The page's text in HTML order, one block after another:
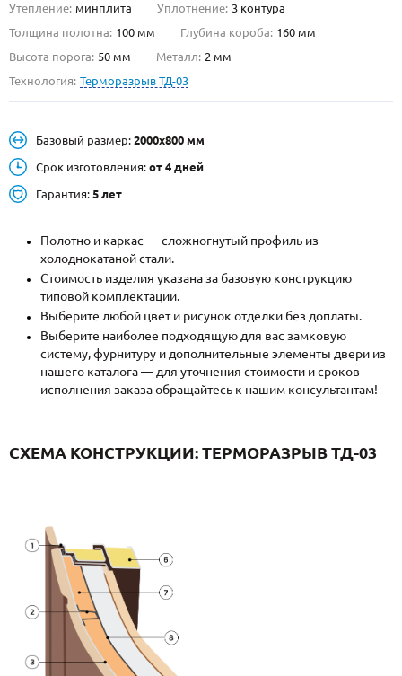
О НАС
Металлические двери от производителя с доставкой и установкой в
НАЙТИ:
INFO@META-M.RU
ЗАПРОСИТЬ РАСЧЕТ
Каталог
Записаться на замер
Утепление: минплита Уплотнение: 3 контура
Толщина полотна: 100 мм Глубина короба: 160 мм
Высота порога: 50 мм Металл: 2 мм
Технология: Терморазрыв ТД-03
Базовый размер: 2000х800 мм
Срок изготовления: от 4 дней
Гарантия: 5 лет
Полотно и каркас — сложногнутый профиль из
холоднокатаной стали.
Стоимость изделия указана за базовую конструкцию
типовой комплектации.
Выберите любой цвет и рисунок отделки без доплаты.
Выберите наиболее подходящую для вас замковую
систему, фурнитуру и дополнительные элементы двери из
нашего каталога — для уточнения стоимости и сроков
исполнения заказа обращайтесь к нашим консультантам!
СХЕМА КОНСТРУКЦИИ: ТЕРМОРАЗРЫВ ТД-03